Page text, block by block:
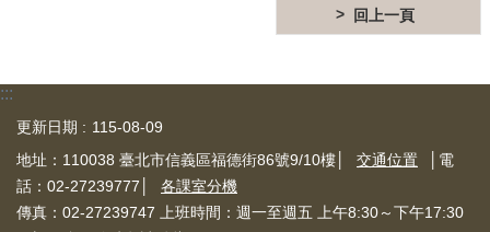
府
資
訊
回上一頁
:::
更新日期
115-08-09
地址：110038 臺北市信義區福德街86號9/10樓│
交通位置
│電
話：02-27239777│
各課室分機
傳真：02-27239747 上班時間：週一至週五 上午8:30～下午17:30